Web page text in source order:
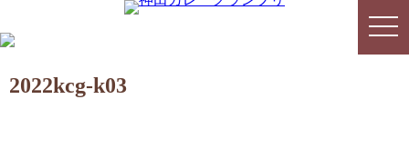
2022kcg-k03